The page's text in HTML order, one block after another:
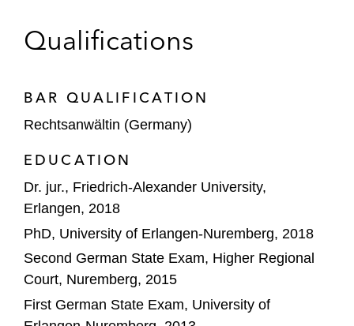
Qualifications
BAR QUALIFICATION
Rechtsanwältin (Germany)
EDUCATION
Dr. jur., Friedrich-Alexander University,
Erlangen, 2018
PhD, University of Erlangen-Nuremberg, 2018
Second German State Exam, Higher Regional
Court, Nuremberg, 2015
First German State Exam, University of